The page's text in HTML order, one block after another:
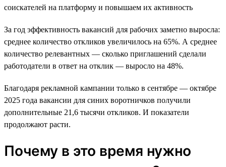
соискателей на платформу и повышаем их активность
За год эффективность вакансий для рабочих заметно выросла:
среднее количество откликов увеличилось на 65%. А среднее
количество релевантных — сколько приглашений сделали
работодатели в ответ на отклик — выросло на 48%.
Благодаря рекламной кампании только в сентябре — октябре
2025 года вакансии для синих воротничков получили
дополнительные 21,6 тысячи откликов. И показатели
продолжают расти.
Почему в это время нужно